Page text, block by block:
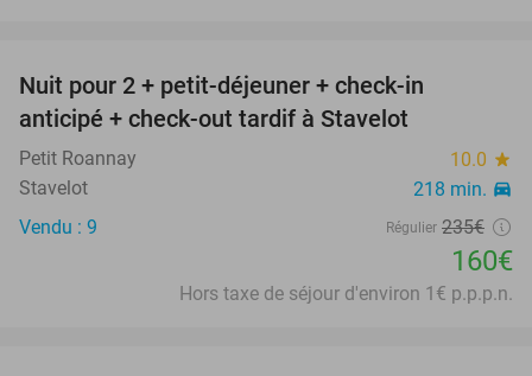
Nuit pour 2 + petit-déjeuner + check-in
anticipé + check-out tardif à Stavelot
Petit Roannay 10.0 star
Stavelot 218 min. directions_car
Vendu : 9 Régulier 235€
160€
Hors taxe de séjour d'environ 1€ p.p.p.n.